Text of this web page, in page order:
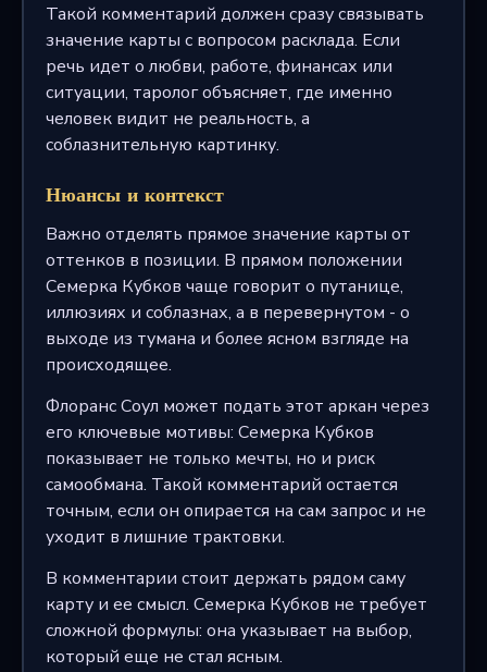
Такой комментарий должен сразу связывать
значение карты с вопросом расклада. Если
речь идет о любви, работе, финансах или
ситуации, таролог объясняет, где именно
человек видит не реальность, а
соблазнительную картинку.
Нюансы и контекст
Важно отделять прямое значение карты от
оттенков в позиции. В прямом положении
Семерка Кубков чаще говорит о путанице,
иллюзиях и соблазнах, а в перевернутом - о
выходе из тумана и более ясном взгляде на
происходящее.
Флоранс Соул может подать этот аркан через
его ключевые мотивы: Семерка Кубков
показывает не только мечты, но и риск
самообмана. Такой комментарий остается
точным, если он опирается на сам запрос и не
уходит в лишние трактовки.
В комментарии стоит держать рядом саму
карту и ее смысл. Семерка Кубков не требует
сложной формулы: она указывает на выбор,
который еще не стал ясным.